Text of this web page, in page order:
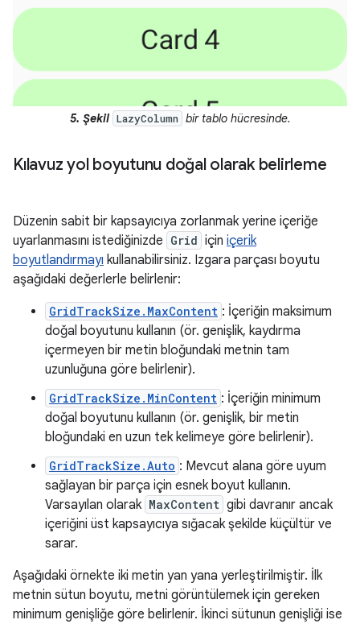
5. Şekil LazyColumn bir tablo hücresinde.
Kılavuz yol boyutunu doğal olarak belirleme
Düzenin sabit bir kapsayıcıya zorlanmak yerine içeriğe
uyarlanmasını istediğinizde Grid için içerik
boyutlandırmayı kullanabilirsiniz. Izgara parçası boyutu
aşağıdaki değerlerle belirlenir:
GridTrackSize.MaxContent : İçeriğin maksimum
doğal boyutunu kullanın (ör. genişlik, kaydırma
içermeyen bir metin bloğundaki metnin tam
uzunluğuna göre belirlenir).
GridTrackSize.MinContent : İçeriğin minimum
doğal boyutunu kullanın (ör. genişlik, bir metin
bloğundaki en uzun tek kelimeye göre belirlenir).
GridTrackSize.Auto : Mevcut alana göre uyum
sağlayan bir parça için esnek boyut kullanın.
Varsayılan olarak MaxContent gibi davranır ancak
içeriğini üst kapsayıcıya sığacak şekilde küçültür ve
sarar.
Aşağıdaki örnekte iki metin yan yana yerleştirilmiştir. İlk
metnin sütun boyutu, metni görüntülemek için gereken
minimum genişliğe göre belirlenir. İkinci sütunun genişliği ise